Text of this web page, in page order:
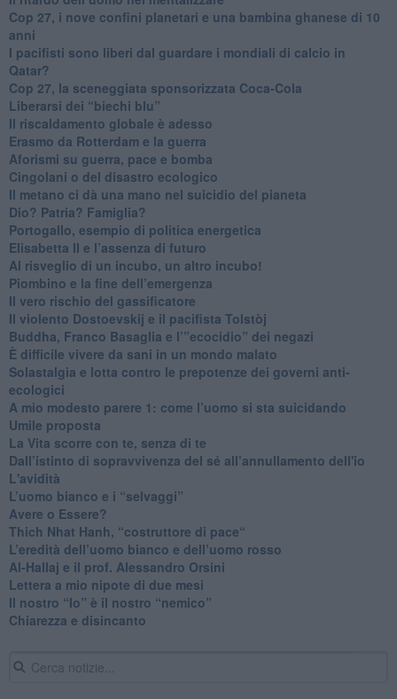
​Cop 27, i nove confini planetari e una bambina ghanese di 10
anni
​I pacifisti sono liberi dal guardare i mondiali di calcio in
Qatar?
​Cop 27, la sceneggiata sponsorizzata Coca-Cola
​Liberarsi dei “biechi blu”
Il riscaldamento globale è adesso
​Erasmo da Rotterdam e la guerra
​Aforismi su guerra, pace e bomba
Cingolani o del disastro ecologico
​Il metano ci dà una mano nel suicidio del pianeta
​Dio? Patria? Famiglia?
Portogallo, esempio di politica energetica
​Elisabetta II e l’assenza di futuro
Al risveglio di un incubo, un altro incubo!
​Piombino e la fine dell’emergenza
​Il vero rischio del gassificatore
​Il violento Dostoevskij e il pacifista Tolstòj
​Buddha, Franco Basaglia e l’”ecocidio” dei negazi
​È difficile vivere da sani in un mondo malato
Solastalgia e lotta contro le prepotenze dei governi anti-
ecologici
​A mio modesto parere 1: come l’uomo si sta suicidando
​Umile proposta
​La Vita scorre con te, senza di te
​Dall’istinto di sopravvivenza del sé all’annullamento dell'io
L'avidità
​L’uomo bianco e i “selvaggi”
​Avere o Essere?
​Thich Nhat Hanh, “costruttore di pace“
​L’eredità dell’uomo bianco e dell’uomo rosso
Al-Hallaj e il prof. Alessandro Orsini
​Lettera a mio nipote di due mesi
​Il nostro “Io” è il nostro “nemico”
​Chiarezza e disincanto